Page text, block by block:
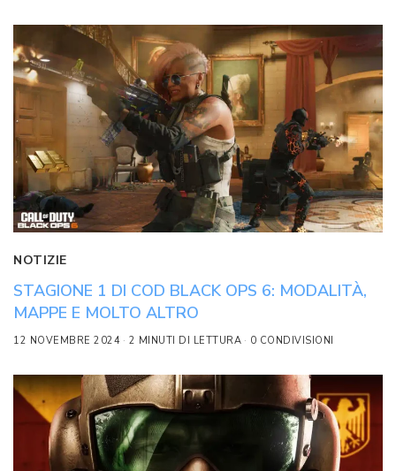
NOTIZIE
STAGIONE 1 DI COD BLACK OPS 6: MODALITÀ,
MAPPE E MOLTO ALTRO
12 NOVEMBRE 2024 2 MINUTI DI LETTURA 0 CONDIVISIONI